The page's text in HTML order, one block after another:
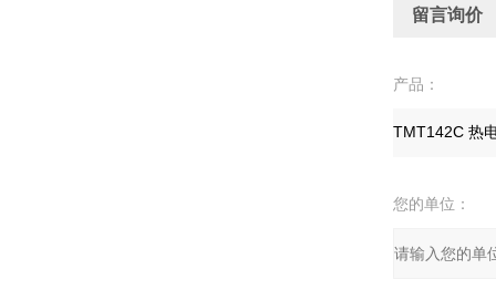
留言询价
产品：
您的单位：